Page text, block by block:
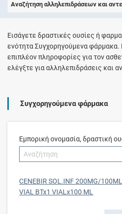
Αναζήτηση αλληλεπιδράσεων και
Εισάγετε δραστικές ουσίες ή
ενότητα Συγχορηγούμενα φάρμακα.
επιπλέον πληροφορίες για τον
ελέγξτε για αλληλεπιδράσεις και
Συγχορηγούμενα φάρμακα
Εμπορική ονομασία, δραστική
CENEBIR SOL.INF 200MG/100ML
VIAL BTx1 VIALx100 ML